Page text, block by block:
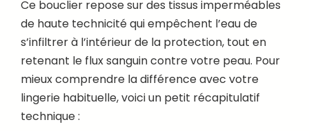
Ce bouclier repose sur des tissus imperméables
de haute technicité qui empêchent l’eau de
s’infiltrer à l’intérieur de la protection, tout en
retenant le flux sanguin contre votre peau. Pour
mieux comprendre la différence avec votre
lingerie habituelle, voici un petit récapitulatif
technique :